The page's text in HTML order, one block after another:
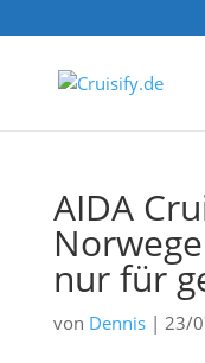
AIDA
nur für
von Dennis| 23/